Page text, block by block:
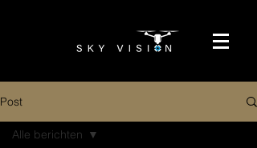
Post
Alle berichten